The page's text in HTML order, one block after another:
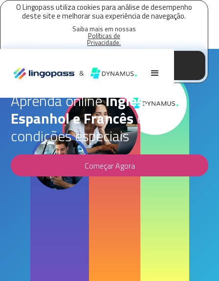
O Lingopass utiliza cookies para análise de desempenho
deste site e melhorar sua experiência de navegação.
Saiba mais em nossas
Políticas de
Privacidade.
Aceitar todos os cookies
&
Parceria Lingopass, Dynamus Clube
Aprenda onlineInglês,
Espanhol e Francêscom
condições especiais
Começar Agora